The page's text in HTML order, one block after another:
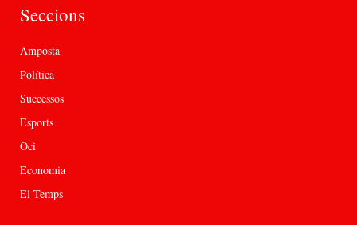
Seccions
Amposta
Política
Successos
Esports
Oci
Economia
El Temps